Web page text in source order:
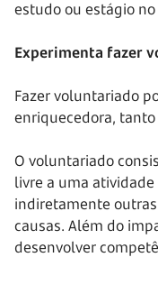
estudo ou estágio
Experimenta fazer
Fazer voluntariado
enriquecedora,
O voluntariado
livre a uma
indiretamente
causas. Além do
desenvolver